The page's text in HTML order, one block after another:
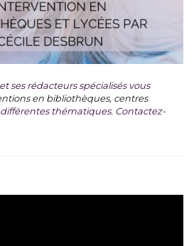
ses rédacteurs spécialisés vous
en bibliothèques, centres
thématiques. Contactez-